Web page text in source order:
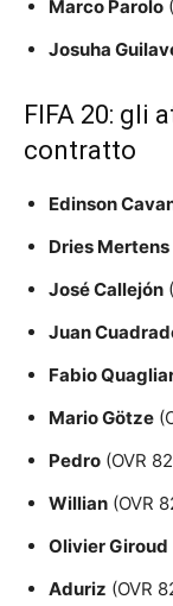
Marco Parolo
Josuha
FIFA 20: gli
contratto
Edinson
Dries Mertens
José Callejón
Juan
Fabio
Mario Götze
Pedro (OVR
Willian (OVR
Olivier Giroud
Aduriz (OVR